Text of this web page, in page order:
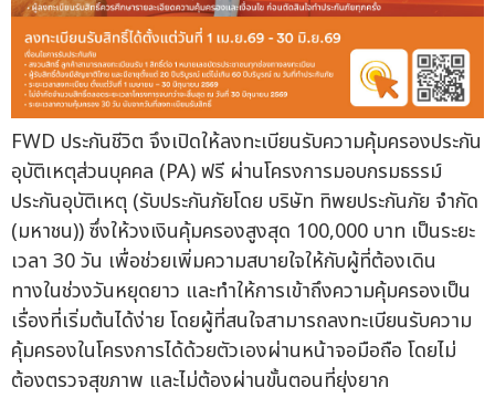
FWD ประกันชีวิต จึงเปิดให้ลงทะเบียนรับความคุ้มครองประกัน
อุบัติเหตุส่วนบุคคล (PA) ฟรี ผ่านโครงการมอบกรมธรรม์
ประกันอุบัติเหตุ (รับประกันภัยโดย บริษัท ทิพยประกันภัย จำกัด
(มหาชน)) ซึ่งให้วงเงินคุ้มครองสูงสุด 100,000 บาท เป็นระยะ
เวลา 30 วัน เพื่อช่วยเพิ่มความสบายใจให้กับผู้ที่ต้องเดิน
ทางในช่วงวันหยุดยาว และทำให้การเข้าถึงความคุ้มครองเป็น
เรื่องที่เริ่มต้นได้ง่าย โดยผู้ที่สนใจสามารถลงทะเบียนรับความ
คุ้มครองในโครงการได้ด้วยตัวเองผ่านหน้าจอมือถือ โดยไม่
ต้องตรวจสุขภาพ และไม่ต้องผ่านขั้นตอนที่ยุ่งยาก